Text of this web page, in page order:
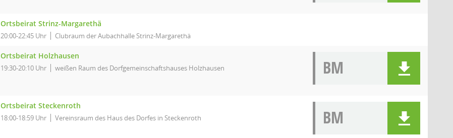
Ortsbeirat Strinz-Margarethä
20:00-22:45 Uhr Clubraum der Aubachhalle Strinz-Margarethä
Ortsbeirat Holzhausen
19:30-20:10 Uhr weißen Raum des Dorfgemeinschaftshauses Holzhausen BM
Ortsbeirat Steckenroth
18:00-18:59 Uhr Vereinsraum des Haus des Dorfes in Steckenroth BM